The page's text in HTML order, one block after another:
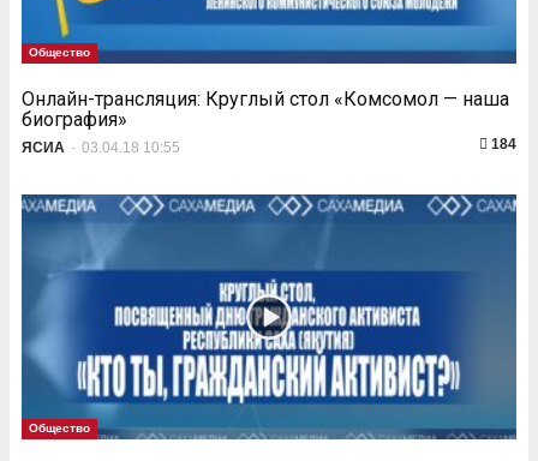
Общество
Онлайн-трансляция: Круглый стол «Комсомол — наша
биография»
ЯСИА - 03.04.18 10:55 184
Общество